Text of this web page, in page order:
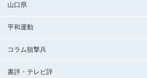
山口県
平和運動
コラム狙撃兵
書評・テレビ評